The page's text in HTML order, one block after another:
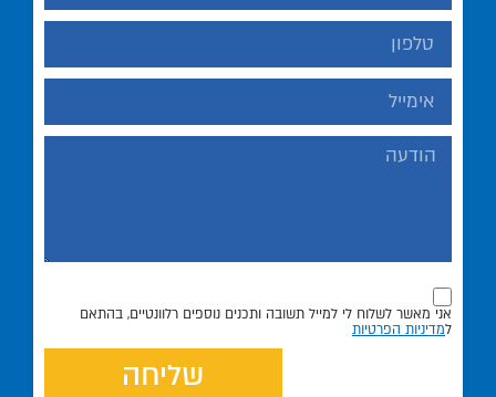
אני מאשר לשלוח לי למייל תשובה ותכנים נוספים רלוונטיים, בהתאם
למדיניות הפרטיות
שליחה